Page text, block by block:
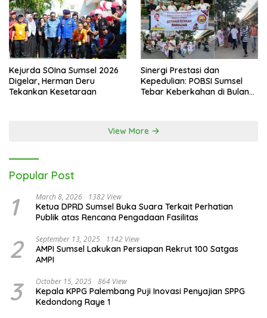
Kejurda SOIna Sumsel 2026
Digelar, Herman Deru
Tekankan Kesetaraan
Sinergi Prestasi dan
Kepedulian: POBSI Sumsel
Tebar Keberkahan di Bulan
View More
Popular Post
1 March 8, 2026 1382 View
Ketua DPRD Sumsel Buka Suara Terkait Perhatian
Publik atas Rencana Pengadaan Fasilitas
2 September 13, 2025 1142 View
AMPI Sumsel Lakukan Persiapan Rekrut 100 Satgas
AMPI
3 October 15, 2025 864 View
Kepala KPPG Palembang Puji Inovasi Penyajian SPPG
Kedondong Raye 1